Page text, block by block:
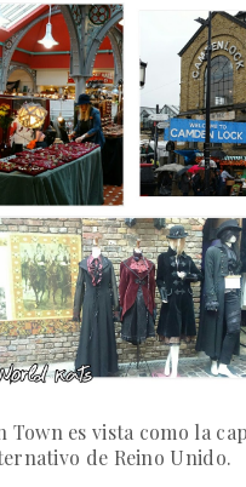
Town es vista como la
de Reino Unido.